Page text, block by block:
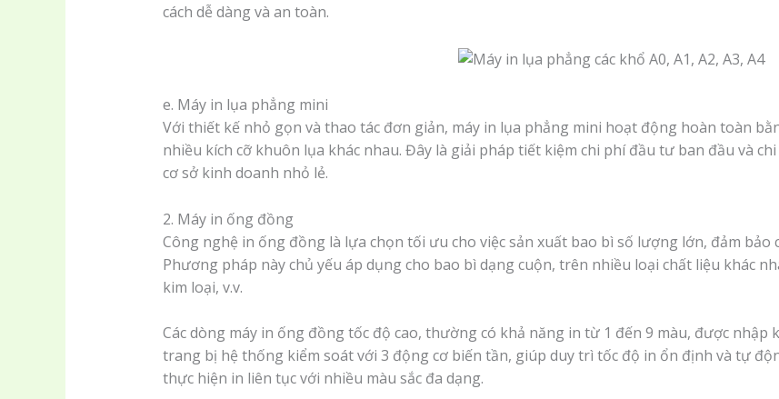
cách dễ dàng và an toàn.
e. Máy in lụa phẳng mini
Với thiết kế nhỏ gọn và thao tác đơn giản, máy in lụa phẳng mini hoạt động hoàn toàn
nhiều kích cỡ khuôn lụa khác nhau. Đây là giải pháp tiết kiệm chi phí đầu tư ban đầu và
cơ sở kinh doanh nhỏ lẻ.
2. Máy in ống đồng
Công nghệ in ống đồng là lựa chọn tối ưu cho việc sản xuất bao bì số lượng lớn, đảm
Phương pháp này chủ yếu áp dụng cho bao bì dạng cuộn, trên nhiều loại chất liệu khác
kim loại, v.v.
Các dòng máy in ống đồng tốc độ cao, thường có khả năng in từ 1 đến 9 màu, được nhập
trang bị hệ thống kiểm soát với 3 động cơ biến tần, giúp duy trì tốc độ in ổn định và tự
thực hiện in liên tục với nhiều màu sắc đa dạng.